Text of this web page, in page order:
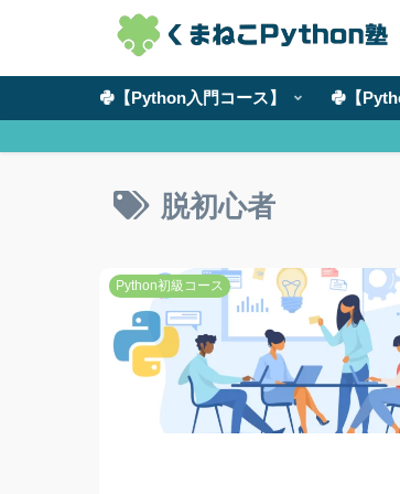
【Python入門コース】 【
脱初心者
Python初級コース